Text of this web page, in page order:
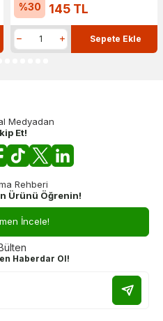
%30 145 TL
Sepete Ekle
Medyadan
Et!
Rehberi
Ürünü Öğrenin!
İncele!
Haberdar Ol!